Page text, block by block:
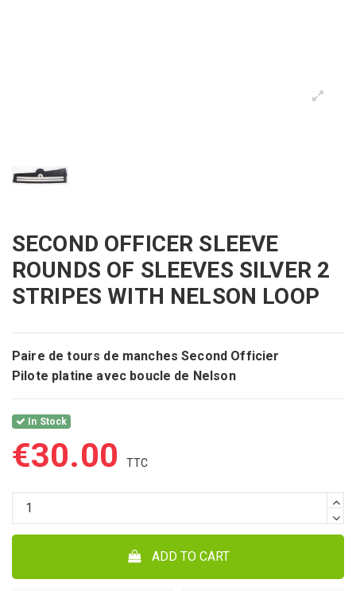
SECOND OFFICER SLEEVE
ROUNDS OF SLEEVES SILVER 2
STRIPES WITH NELSON LOOP
Paire de tours de manches Second Officier
Pilote platine avec boucle de Nelson
In Stock
€30.00
ADD TO CART